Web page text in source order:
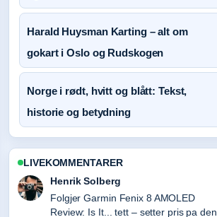
Harald Huysman Karting – alt om
gokart i Oslo og Rudskogen
Norge i rødt, hvitt og blått: Tekst,
historie og betydning
LIVEKOMMENTARER
Henrik Solberg
Folgjer Garmin Fenix 8 AMOLED
Review: Is It... tett – setter pris pa den